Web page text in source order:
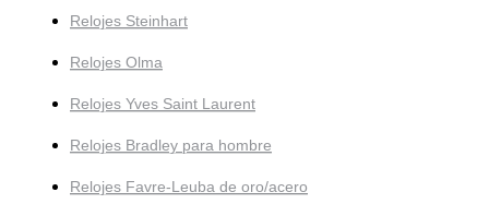
Relojes Steinhart
Relojes Olma
Relojes Yves Saint Laurent
Relojes Bradley para hombre
Relojes Favre-Leuba de oro/acero